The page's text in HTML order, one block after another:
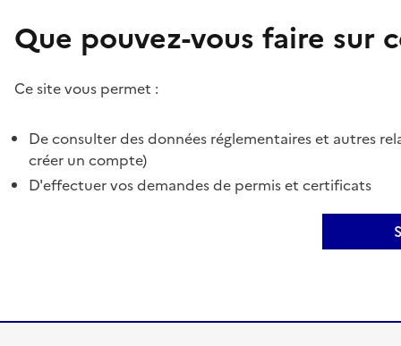
Que pouvez-vous faire sur
Ce site vous permet :
De consulter des données réglementaires et autres
créer un compte)
D'effectuer vos demandes de permis et certificats